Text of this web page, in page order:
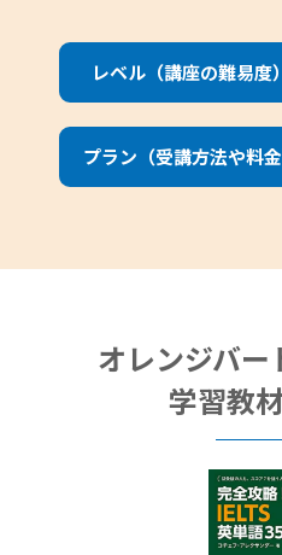
レベル（講座の難易度
プラン（受講方法や料
オレンジバー
学習教